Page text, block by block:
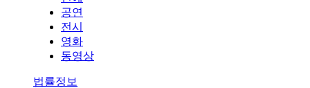
공연
전시
영화
동영상
법률정보